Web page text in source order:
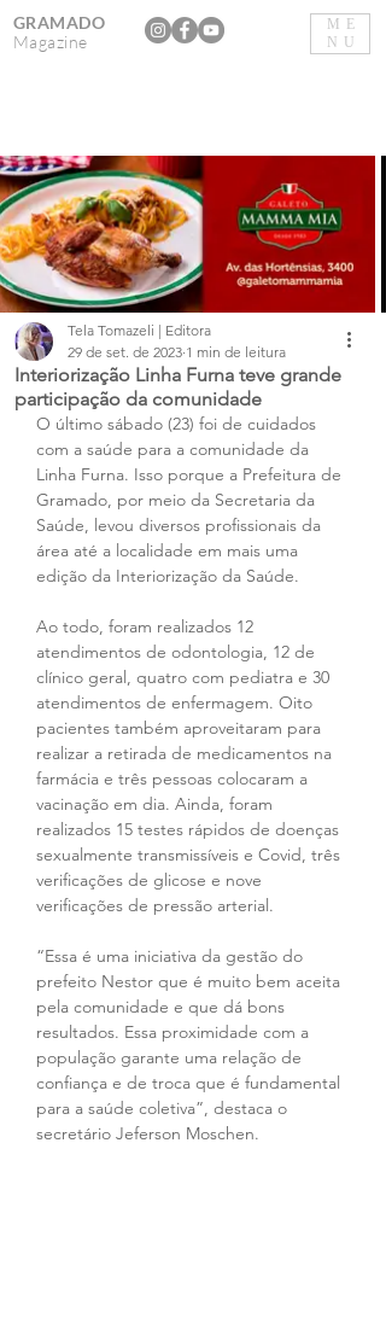
ME
NU
GRAMADO
Magazine
Interiorização Linha Furna teve grande
participação da comunidade
Tela Tomazeli | Editora
29 de set. de 2023 1 min de leitura
O último sábado (23) foi de cuidados
com a saúde para a comunidade da
Linha Furna. Isso porque a Prefeitura de
Gramado, por meio da Secretaria da
Saúde, levou diversos profissionais da
área até a localidade em mais uma
edição da Interiorização da Saúde.
Ao todo, foram realizados 12
atendimentos de odontologia, 12 de
clínico geral, quatro com pediatra e 30
atendimentos de enfermagem. Oito
pacientes também aproveitaram para
realizar a retirada de medicamentos na
farmácia e três pessoas colocaram a
vacinação em dia. Ainda, foram
realizados 15 testes rápidos de doenças
sexualmente transmissíveis e Covid, três
verificações de glicose e nove
verificações de pressão arterial.
“Essa é uma iniciativa da gestão do
prefeito Nestor que é muito bem aceita
pela comunidade e que dá bons
resultados. Essa proximidade com a
população garante uma relação de
confiança e de troca que é fundamental
para a saúde coletiva”, destaca o
secretário Jeferson Moschen.